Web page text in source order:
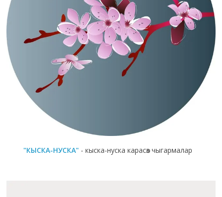
"КЫСКА-НУСКА" - кыска-нуска карасөз чыгармалар